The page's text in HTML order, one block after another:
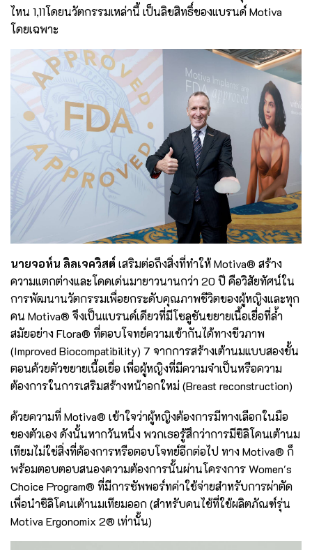
ไหน 1,11โดยนวัตกรรมเหล่านี้ เป็นลิขสิทธิ์ของแบรนด์ Motiva
โดยเฉพาะ
นายจอห์น ลิลเจควิสต์ เสริมต่อถึงสิ่งที่ทำให้ Motiva® สร้าง
ความแตกต่างและโดดเด่นมายาวนานกว่า 20 ปี คือวิสัยทัศน์ใน
การพัฒนานวัตกรรมเพื่อยกระดับคุณภาพชีวิตของผู้หญิงและทุก
คน Motiva® จึงเป็นแบรนด์เดียวที่มีโซลูชันขยายเนื้อเยื่อที่ล้ำ
สมัยอย่าง Flora® ที่ตอบโจทย์ความเข้ากันได้ทางชีวภาพ
(Improved Biocompatibility) 7 จากการสร้างเต้านมแบบสองขั้น
ตอนด้วยตัวขยายเนื้อเยื่อ เพื่อผู้หญิงที่มีความจำเป็นหรือความ
ต้องการในการเสริมสร้างหน้าอกใหม่ (Breast reconstruction)
ด้วยความที่ Motiva® เข้าใจว่าผู้หญิงต้องการมีทางเลือกในมือ
ของตัวเอง ดังนั้นหากวันหนึ่ง พวกเธอรู้สึกว่าการมีซิลิโคนเต้านม
เทียมไม่ใช่สิ่งที่ต้องการหรือตอบโจทย์อีกต่อไป ทาง Motiva® ก็
พร้อมตอบตอบสนองความต้องการนั้นผ่านโครงการ Women's
Choice Program® ที่มีการซัพพอร์ทค่าใช้จ่ายสำหรับการผ่าตัด
เพื่อนำซิลิโคนเต้านมเทียมออก (สำหรับคนไข้ที่ใช้ผลิตภัณฑ์รุ่น
Motiva Ergonomix 2® เท่านั้น)